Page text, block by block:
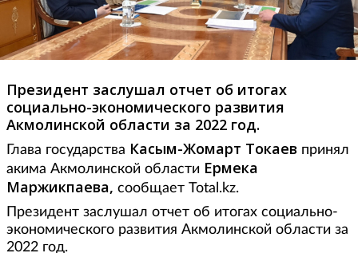
Президент заслушал отчет об итогах
социально-экономического развития
Акмолинской области за 2022 год.
Глава государства Касым-Жомарт Токаев принял
акима Акмолинской области Ермека
Маржикпаева, сообщает Total.kz.
Президент заслушал отчет об итогах социально-
экономического развития Акмолинской области за
2022 год.